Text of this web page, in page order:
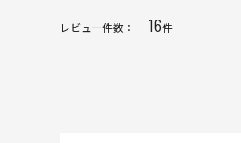
レビュー件数： 16件